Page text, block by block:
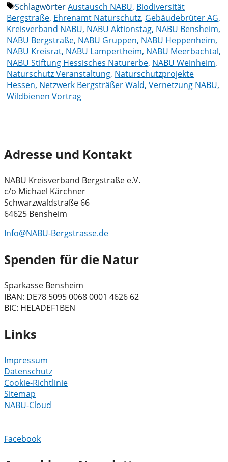
SchlagwörterAustausch NABU, Biodiversität
Bergstraße, Ehrenamt Naturschutz, Gebäudebrüter AG,
Kreisverband NABU, NABU Aktionstag, NABU Bensheim,
NABU Bergstraße, NABU Gruppen, NABU Heppenheim,
NABU Kreisrat, NABU Lampertheim, NABU Meerbachtal,
NABU Stiftung Hessisches Naturerbe, NABU Weinheim,
Naturschutz Veranstaltung, Naturschutzprojekte
Hessen, Netzwerk Bergsträßer Wald, Vernetzung NABU,
Wildbienen Vortrag
Adresse und Kontakt
NABU Kreisverband Bergstraße e.V.
c/o Michael Kärchner
Schwarzwaldstraße 66
64625 Bensheim
Info@NABU-Bergstrasse.de
Spenden für die Natur
Sparkasse Bensheim
IBAN: DE78 5095 0068 0001 4626 62
BIC: HELADEF1BEN
Links
Impressum
Datenschutz
Cookie-Richtlinie
Sitemap
NABU-Cloud
Facebook